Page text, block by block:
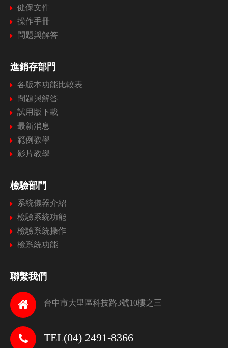
健保文件
操作手冊
問題與解答
進銷存部門
各版本功能比較表
問題與解答
試用版下載
最新消息
範例教學
影片教學
檢驗部門
系統儀器介紹
檢驗系統功能
檢驗系統操作
檢系統功能
聯繫我們
台中市大里區科技路3號10樓之三
TEL(04) 2491-8366